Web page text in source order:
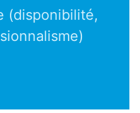
(disponibilité,